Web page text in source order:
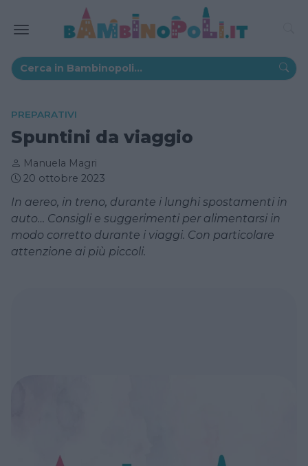
PREPARATIVI
Spuntini da viaggio
Manuela Magri
20 ottobre 2023
In aereo, in treno, durante i lunghi spostamenti in
auto… Consigli e suggerimenti per alimentarsi in
modo corretto durante i viaggi. Con particolare
attenzione ai più piccoli.